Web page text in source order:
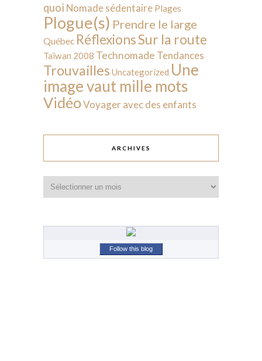
quoi Nomade sédentaire Plages
Plogue(s) Prendre le large
Québec RéflexionsSur la route
Taïwan 2008 Technomade Tendances
Trouvailles Uncategorized Une
image vaut mille mots
VidéoVoyager avec des enfants
ARCHIVES
Follow this blog